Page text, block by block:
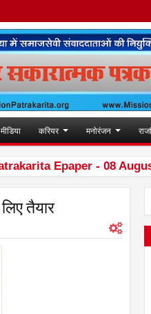
मीडिया करियर मनोरंजन
Epaper - 08 August
तैयार